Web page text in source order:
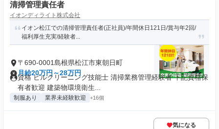
清掃管理責任者
イオンディライト株式会社
イオン松江での清掃管理責任者(正社員)/年間休日121日/賞与年2回/
福利厚生充実/経験者...
〒690-0001島根県松江市東朝日町
月給20万円～28万円
資格 ビルクリーニング技能士 清掃業務管理経験者 下記資格保
有者歓迎 建築物環境衛生...
制服あり 業界未経験歓迎 +16個
気になる